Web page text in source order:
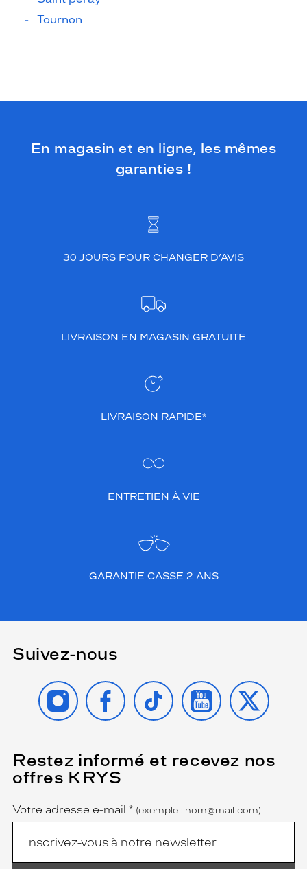
Tournon
En magasin et en ligne, les mêmes
garanties !
30 JOURS POUR CHANGER D’AVIS
LIVRAISON EN MAGASIN GRATUITE
LIVRAISON RAPIDE*
ENTRETIEN À VIE
GARANTIE CASSE 2 ANS
Suivez-nous
INSTAGRAMFACEBOOK
TIKTOK YOUTUBE
X
Restez informé et recevez nos
offres KRYS
Name
Votre adresse e-mail *
(Ce
champ
est
obligatoire)
(exemple : nom@mail.com)